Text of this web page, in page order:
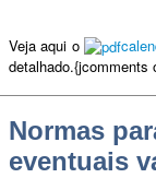
Veja aqui o
detalhado.{jcomments
Normas
eventuais